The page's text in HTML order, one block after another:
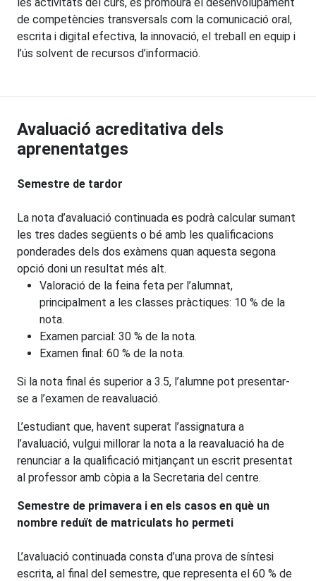
de competències transversals com la comunicació oral,
escrita i digital efectiva, la innovació, el treball en equip i
l’ús solvent de recursos d’informació.
Avaluació acreditativa dels
aprenentatges
Semestre de tardor
La nota d’avaluació continuada es podrà calcular sumant
les tres dades següents o bé amb les qualificacions
ponderades dels dos exàmens quan aquesta segona
opció doni un resultat més alt.
Valoració de la feina feta per l’alumnat,
principalment a les classes pràctiques: 10 % de la
nota.
Examen parcial: 30 % de la nota.
Examen final: 60 % de la nota.
Si la nota final és superior a 3.5, l’alumne pot presentar-
se a l’examen de reavaluació.
L’estudiant que, havent superat l’assignatura a
l’avaluació, vulgui millorar la nota a la reavaluació ha de
renunciar a la qualificació mitjançant un escrit presentat
al professor amb còpia a la Secretaria del centre.
Semestre de primavera i en els casos en què un
nombre reduït de matriculats ho permeti
L’avaluació continuada consta d’una prova de síntesi
escrita, al final del semestre, que representa el 60 % de